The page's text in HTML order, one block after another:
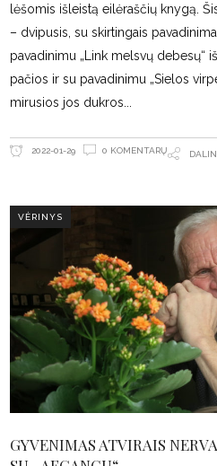
lėšomis išleistą eilėraščių knygą.
– dvipusis, su skirtingais
pavadinimu „Link melsvų debesų“
pačios ir su pavadinimu „Sielos
mirusios jos dukros
2022-01-29 0 KOMENTARŲ
VĖRINYS
GYVENIMAS ATVIRAIS